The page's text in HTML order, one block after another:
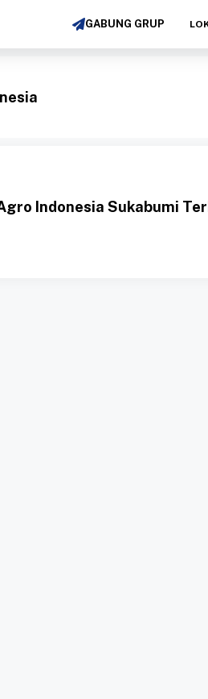
GABUNG GRUP
Indonesia Sukabumi